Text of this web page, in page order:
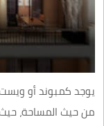
يوجد كمبوند أو ويست